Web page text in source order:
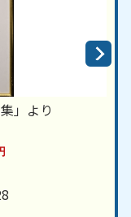
」より